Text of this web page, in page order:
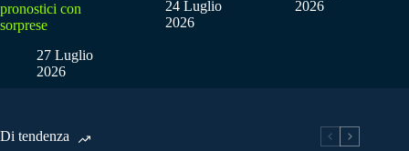
pronostici con
sorprese
27 Luglio
2026
24 Luglio
2026
2026
Di tendenza